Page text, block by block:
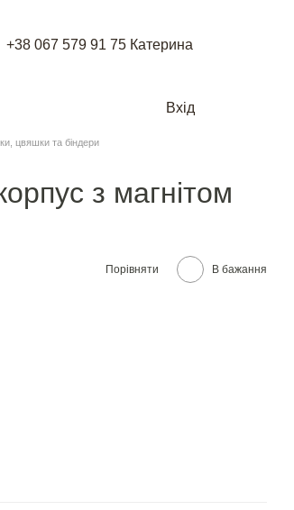
+38 067 579 91 75 Катерина
Вхід
цвяшки та біндери
з магнiтом
Порівняти В бажання